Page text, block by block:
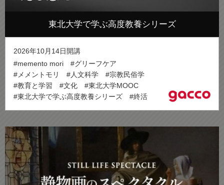
東北大学で学ぶ高度教養シリーズ
2026年10月14日開講
#memento mori
#グリーフケア
#メメントモリ
#人文科学
#宗教民俗学
#教育と学習
#文化
#東北大学MOOC
#東北大学で学ぶ高度教養シリーズ
#終活